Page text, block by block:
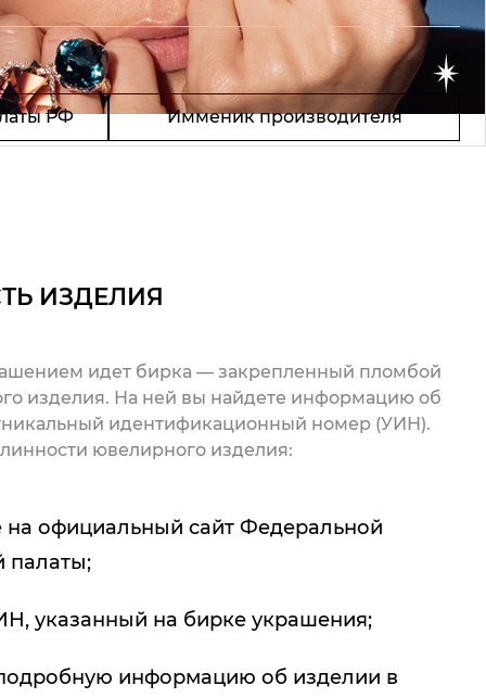
РФ Имменик производителя
ИЗДЕЛИЯ
идет бирка — закрепленный пломбой
изделия. На ней вы найдете информацию об
идентификационный номер (УИН).
ювелирного изделия:
на официальный сайт Федеральной
палаты;
указанный на бирке украшения;
информацию об изделии в